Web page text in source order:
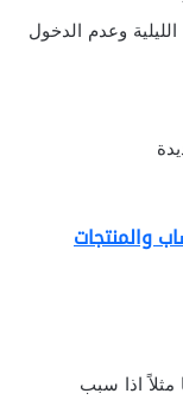
وعدم الدخول
والمنتجات
مثلاً اذا سبب